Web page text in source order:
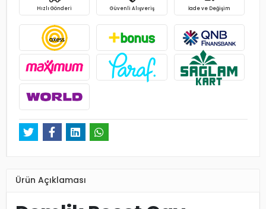
Hızlı Gönderi Güvenli Alışveriş İade ve Değişim
Ürün Açıklaması